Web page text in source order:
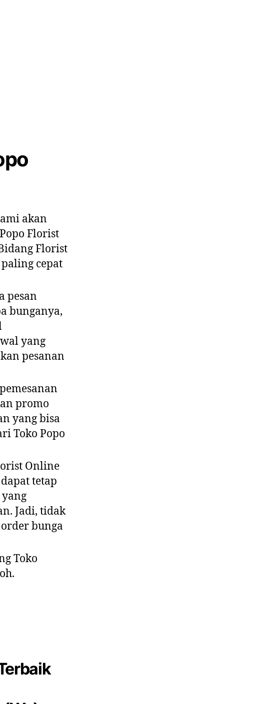
akan
Florist
Florist
cepat
pesan
bunganya,
yang
pesanan
promo
yang bisa
Toko Popo
Online
tetap
Jadi, tidak
bunga
Toko